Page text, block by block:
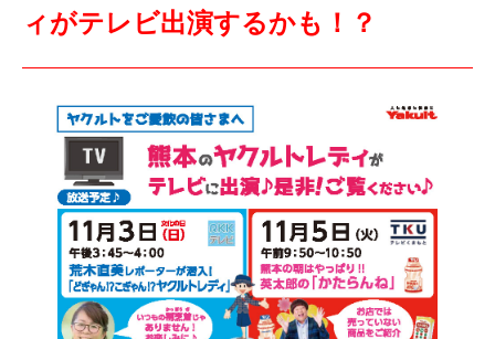
ィがテレビ出演するかも！？